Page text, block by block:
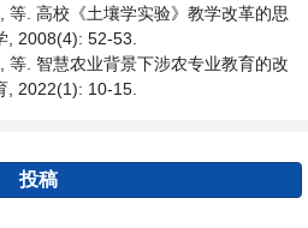
等. 高校《土壤学实验》教学改革的思
, 2008(4): 52-53.
等. 智慧农业背景下涉农专业教育的改
, 2022(1): 10-15.
投稿